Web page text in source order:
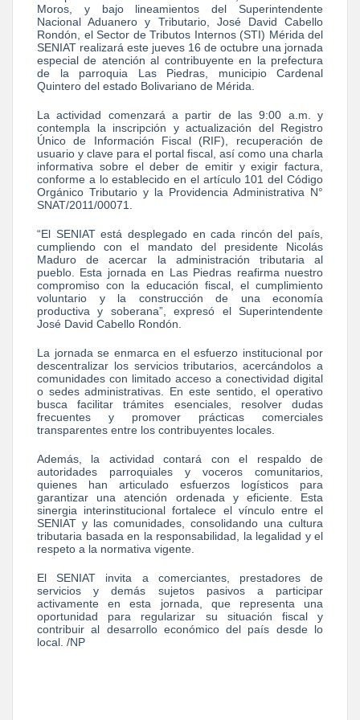
Moros, y bajo lineamientos del Superintendente
Nacional Aduanero y Tributario, José David Cabello
Rondón, el Sector de Tributos Internos (STI) Mérida del
SENIAT realizará este jueves 16 de octubre una jornada
especial de atención al contribuyente en la prefectura
de la parroquia Las Piedras, municipio Cardenal
Quintero del estado Bolivariano de Mérida.
La actividad comenzará a partir de las 9:00 a.m. y
contempla la inscripción y actualización del Registro
Único de Información Fiscal (RIF), recuperación de
usuario y clave para el portal fiscal, así como una charla
informativa sobre el deber de emitir y exigir factura,
conforme a lo establecido en el artículo 101 del Código
Orgánico Tributario y la Providencia Administrativa N°
SNAT/2011/00071.
“El SENIAT está desplegado en cada rincón del país,
cumpliendo con el mandato del presidente Nicolás
Maduro de acercar la administración tributaria al
pueblo. Esta jornada en Las Piedras reafirma nuestro
compromiso con la educación fiscal, el cumplimiento
voluntario y la construcción de una economía
productiva y soberana”, expresó el Superintendente
José David Cabello Rondón.
La jornada se enmarca en el esfuerzo institucional por
descentralizar los servicios tributarios, acercándolos a
comunidades con limitado acceso a conectividad digital
o sedes administrativas. En este sentido, el operativo
busca facilitar trámites esenciales, resolver dudas
frecuentes y promover prácticas comerciales
transparentes entre los contribuyentes locales.
Además, la actividad contará con el respaldo de
autoridades parroquiales y voceros comunitarios,
quienes han articulado esfuerzos logísticos para
garantizar una atención ordenada y eficiente. Esta
sinergia interinstitucional fortalece el vínculo entre el
SENIAT y las comunidades, consolidando una cultura
tributaria basada en la responsabilidad, la legalidad y el
respeto a la normativa vigente.
El SENIAT invita a comerciantes, prestadores de
servicios y demás sujetos pasivos a participar
activamente en esta jornada, que representa una
oportunidad para regularizar su situación fiscal y
contribuir al desarrollo económico del país desde lo
local. /NP